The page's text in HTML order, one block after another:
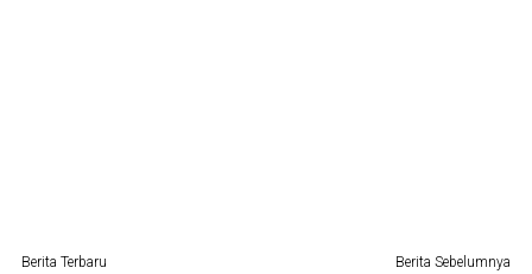
Berita Terbaru Berita Sebelumnya